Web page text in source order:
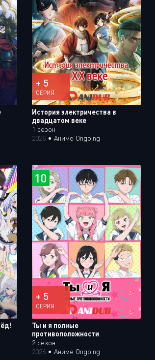
+ 5
СЕРИЯ
История электричества в
двадцатом веке
1 сезон
2026• Аниме Ongoing
10
+ 5
СЕРИЯ
Ты и я полные
противоположности
2 сезон
2026• Аниме Ongoing